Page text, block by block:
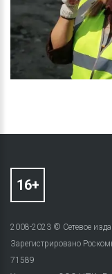
2008-2023 © Сетевое
Зарегистрировано
71589